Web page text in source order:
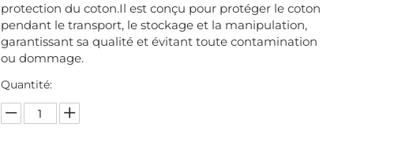
protection du coton.Il est conçu pour protéger le coton
pendant le transport, le stockage et la manipulation,
garantissant sa qualité et évitant toute contamination
ou dommage.
Quantité: